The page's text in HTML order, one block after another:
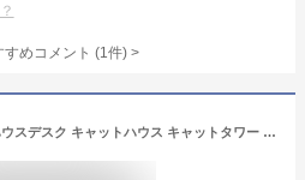
めコメント (1件) >
BIBILAB(ビビラボ) 猫ハウスデスク キャットハウス キャットタワー 一体型 パソコンデスク PCデスク 幅100cm 奥行き60cm 猫家具 クランプ対応 ゲーミングデスク PC収納 キャットウォーク 猫ベッド 収納 本棚 ホワイト グレー 木製 ネコハラ対策 猫グッズ 猫用品 猫ベッド LCD-1000-GY